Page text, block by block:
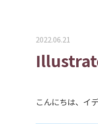
2022.06.21
こんにちは、イ